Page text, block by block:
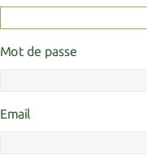
Mot de passe
Email